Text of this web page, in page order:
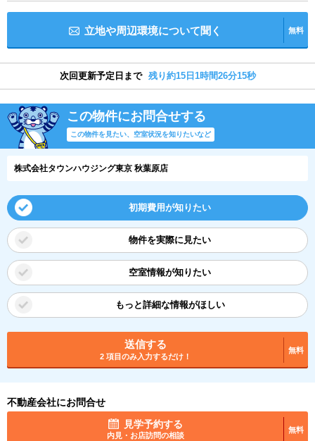
立地や周辺環境について聞く 無料
次回更新予定日まで 残り約15日1時間26分14秒
この物件にお問合せする
この物件を見たい、空室状況を知りたいなど
株式会社タウンハウジング東京 秋葉原店
初期費用が知りたい
物件を実際に見たい
空室情報が知りたい
もっと詳細な情報がほしい
送信する
2 項目のみ入力するだけ！
無料
不動産会社にお問合せ
見学予約する
内見・お店訪問の相談
無料